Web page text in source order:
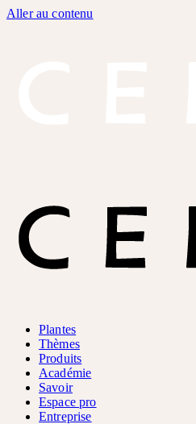
Aller au contenu
Plantes
Thèmes
Produits
Académie
Savoir
Espace pro
Entreprise